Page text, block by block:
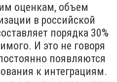
оценкам, объем
в российской
порядка 30%
И это не говоря
появляются
к интеграциям.